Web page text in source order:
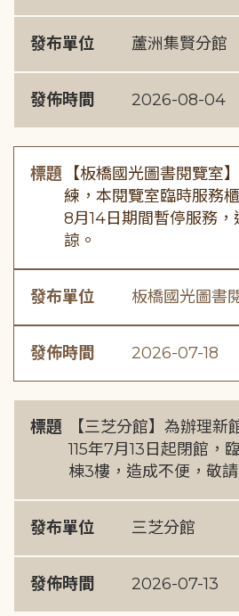
發布單位 蘆洲集賢分館
發佈時間 2026-08-04
標題
【板橋國光圖書閱覽室
練，本閱覽室臨時服務
8月14日期間暫停服務
諒。
發布單位 板橋國光圖書
發佈時間 2026-07-18
標題
【三芝分館】為辦理新
115年7月13日起閉館，
棟3樓，造成不便，敬請
發布單位 三芝分館
發佈時間 2026-07-13